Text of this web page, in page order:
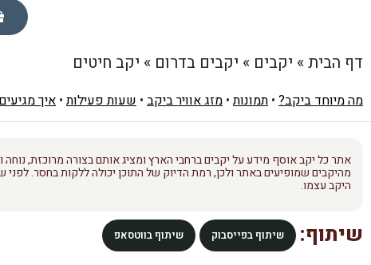
דף הבית» יקבים » יקבים בדרום » יקב חיטים
מה מיוחד ביקב? • תמונות• מזג אוויר ביקב • שעות פעילות• איך
אתר כל יקב אוסף מידע על יקבים ברחבי הארץ ומציג אותם בצורה מרוכזת,
מהיקבים שמופיעים באתר ולכן, רמת הדיוק של התוכן יכולה ללקות בחסר. לפני
היקב עצמו.
שיתוף: שיתוף בפייסבוק שיתוף בווטסאפ